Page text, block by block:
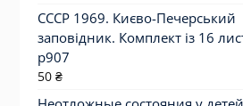
СССР 1969. Києво-Печерський
заповідник. Комплект із 16
р907
50 ₴